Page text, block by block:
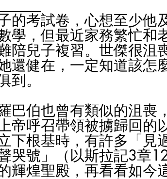
的考試卷，心想至少他
學，但最近家務繁忙和
陪兒子複習。世傑很沮
還健在，一定知道該怎
到。
巴伯也曾有類似的沮喪
帝呼召帶領被擄歸回的
下根基時，有許多「見
號」（以斯拉記3章
輝煌聖殿，再看看如今